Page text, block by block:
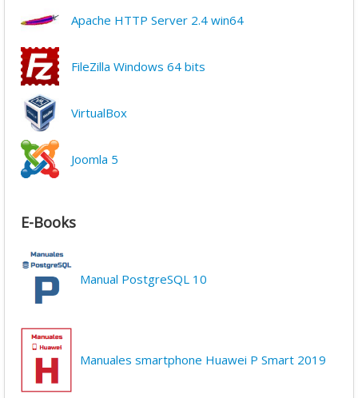
Apache HTTP Server 2.4 win64
FileZilla Windows 64 bits
VirtualBox
Joomla 5
E-Books
Manual PostgreSQL 10
Manuales smartphone Huawei P Smart 2019